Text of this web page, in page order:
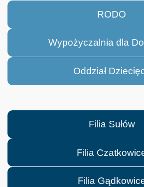
RODO
Wypożyczalnia dla
Oddział
Filia Sułów
Filia
Filia